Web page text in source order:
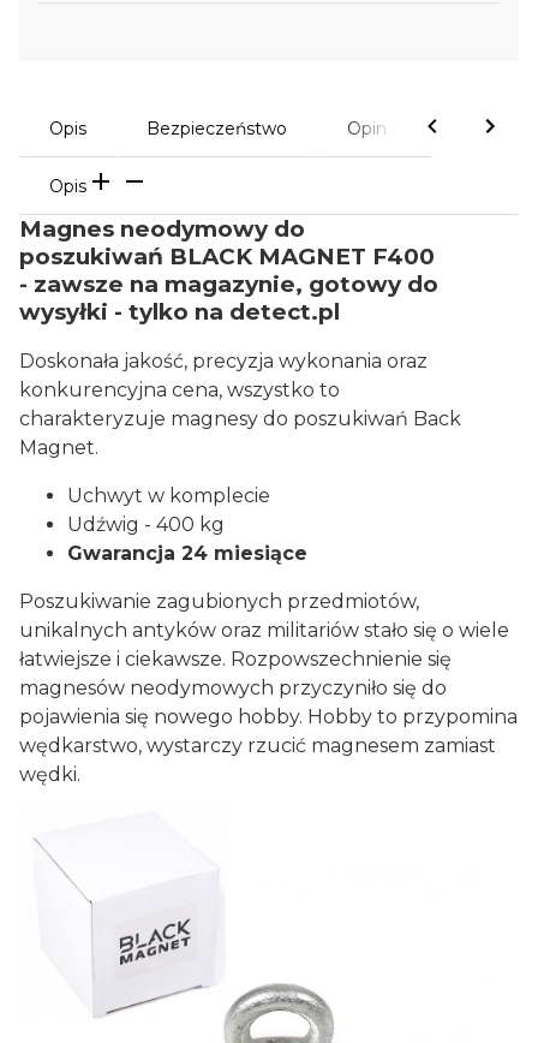
Opis Bezpieczeństwo Opinie
Opis
Magnes neodymowy do
poszukiwań BLACK MAGNET F400
- zawsze na magazynie, gotowy do
wysyłki - tylko na detect.pl
Doskonała jakość, precyzja wykonania oraz
konkurencyjna cena, wszystko to
charakteryzuje magnesy do poszukiwań Back
Magnet.
Uchwyt w komplecie
Udźwig - 400 kg
Gwarancja 24 miesiące
Poszukiwanie zagubionych przedmiotów,
unikalnych antyków oraz militariów stało się o wiele
łatwiejsze i ciekawsze. Rozpowszechnienie się
magnesów neodymowych przyczyniło się do
pojawienia się nowego hobby. Hobby to przypomina
wędkarstwo, wystarczy rzucić magnesem zamiast
wędki.